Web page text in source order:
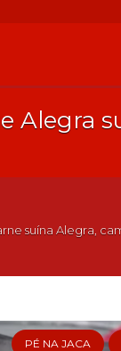
Alegra
suína Alegra,
PÉ NA JACA